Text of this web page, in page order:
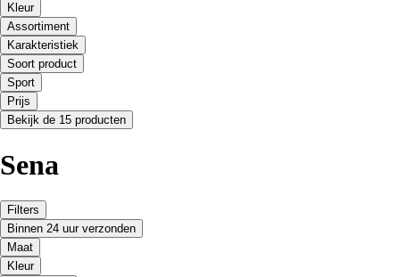
Kleur
Assortiment
Karakteristiek
Soort product
Sport
Prijs
Bekijk de 15 producten
Sena
Filters
Binnen 24 uur verzonden
Maat
Kleur